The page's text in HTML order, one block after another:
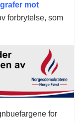
mot
forbrytelse, som
for